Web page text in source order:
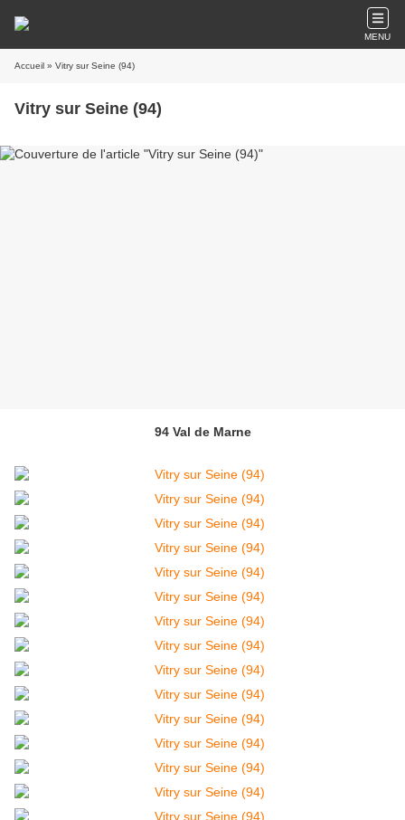
MENU
Accueil » Vitry sur Seine (94)
Vitry sur Seine (94)
94 Val de Marne